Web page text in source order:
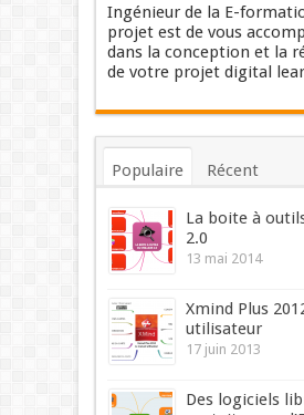
Ingénieur de la E-
projet est de vous
dans la conception et la
de votre projet digital
Populaire Récent
Commentaires Mots-
La boite à
2.0
13 mai 2014
Xmind Plus
utilisateur
17 juin 2013
Des logiciels